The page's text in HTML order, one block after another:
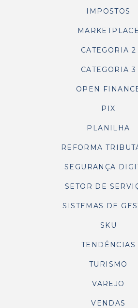
IMPOSTOS
MARKETPLACE
CATEGORIA 2
CATEGORIA 3
OPEN
PIX
PLANILHA
REFORMA
SEGURANÇA
SETOR DE
SISTEMAS DE
SKU
TENDÊNCIAS
TURISMO
VAREJO
VENDAS